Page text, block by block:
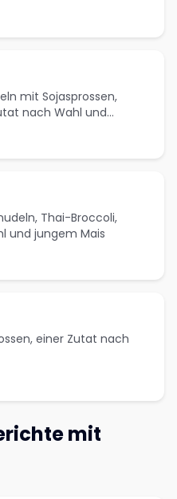
mit Sojasprossen,
nach Wahl und
Thai-Broccoli,
und jungem Mais
einer Zutat nach
mit